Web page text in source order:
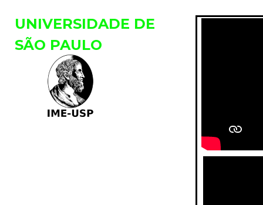
UNIVERSIDADE DE
SÃO PAULO